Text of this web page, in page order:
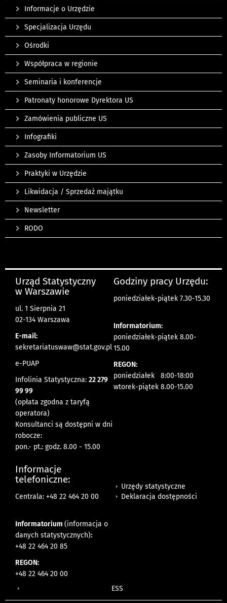
Informacje o Urzędzie
Specjalizacja Urzędu
Ośrodki
Współpraca w regionie
Seminaria i konferencje
Patronaty honorowe Dyrektora US
Zamówienia publiczne US
Infografiki
Zasoby Informatorium US
Praktyki w Urzędzie
Likwidacja / Sprzedaż majątku
Newsletter
RODO
Urząd Statystyczny
w Warszawie
ul. 1 Sierpnia 21
02-134 Warszawa
E-mail:
sekretariatuswaw@stat.gov.pl
e-PUAP
Infolinia Statystyczna: 22 279
99 99
(opłata zgodna z taryfą
operatora)
Konsultanci są dostępni w dni
robocze:
pon.- pt.: godz. 8.00 - 15.00
Godziny pracy Urzędu:
poniedziałek-piątek 7.30-15.30
Informatorium:
poniedziałek-piątek 8.00-
15.00
REGON:
poniedziałek 8:00-18:00
wtorek-piątek 8.00-15.00
Informacje
telefoniczne:
Centrala: +48 22 464 20 00
Informatorium (informacja o
danych statystycznych):
+48 22 464 20 85
REGON:
+48 22 464 20 00
Urzędy statystyczne
Deklaracja dostępności
ESS